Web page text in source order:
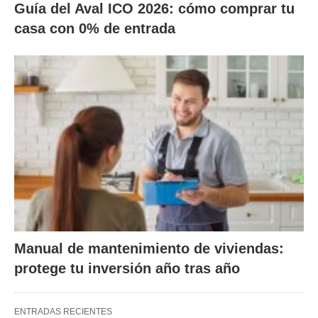
Guía del Aval ICO 2026: cómo comprar tu
casa con 0% de entrada
Manual de mantenimiento de viviendas:
protege tu inversión año tras año
ENTRADAS RECIENTES